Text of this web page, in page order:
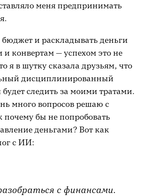
меня предпринимать
и раскладывать деньги
конвертам — успехом это не
я в шутку сказала друзьям, что
дисциплинированный
следить за моими тратами.
много вопросов решаю с
бы не попробовать
деньгами? Вот как
с ИИ:
с финансами.